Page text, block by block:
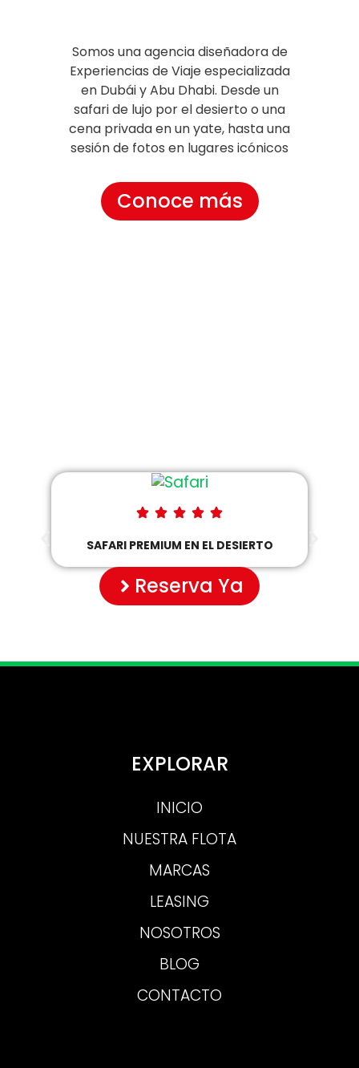
Somos una agencia diseñadora de
Experiencias de Viaje especializada
en Dubái y Abu Dhabi. Desde un
safari de lujo por el desierto o una
cena privada en un yate, hasta una
sesión de fotos en lugares icónicos
Conoce más
SAFARI PREMIUM EN EL DESIERTO
Reserva Ya
EXPLORAR
INICIO
NUESTRA FLOTA
MARCAS
LEASING
NOSOTROS
BLOG
CONTACTO